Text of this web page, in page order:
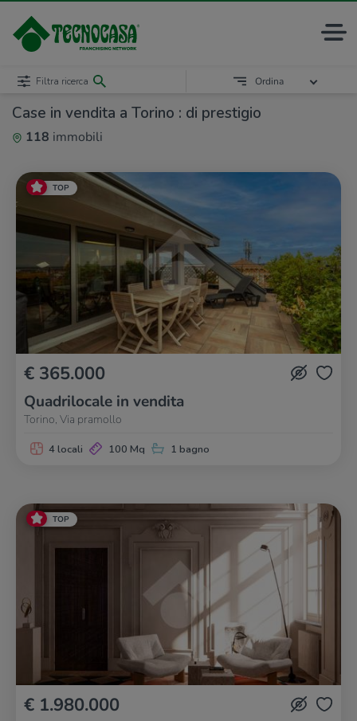
Case in vendita a Torino : di prestigio
118 immobili
Filtra ricerca Ordina
TOP
€ 365.000
Quadrilocale in vendita
Torino, Via pramollo
4 locali 100 Mq 1 bagno
TOP
€ 1.980.000